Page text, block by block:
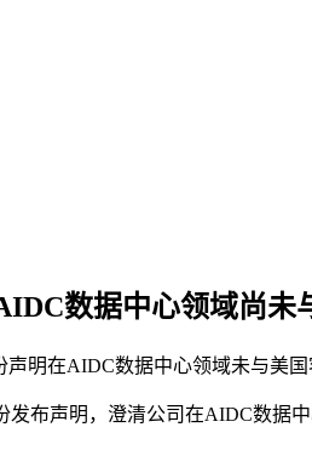
数据中心领域尚未
声明在AIDC数据中心领域未与美国
发布声明，澄清公司在AIDC数据